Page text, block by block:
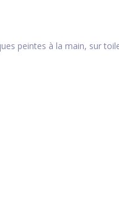
peintes à la main, sur